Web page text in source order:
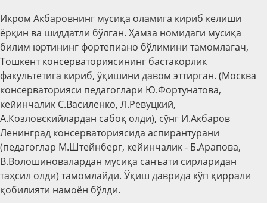
Икром Акбаровнинг мусиқа оламига кириб келиши
ёрқин ва шиддатли бўлган. Ҳамза номидаги мусиқа
билим юртининг фортепиано бўлимини тамомлагач,
Тошкент консерваториясининг бастакорлик
факультетига кириб, ўқишини давом эттирган. (Москва
консерваторияси педагоглари Ю.Фортунатова,
кейинчалик С.Василенко, Л.Ревуцкий,
А.Козловскийлардан сабоқ олди), сўнг И.Акбаров
Ленинград консерваториясида аспирантурани
(педагоглар М.Штейнберг, кейинчалик - Б.Арапова,
В.Волошиновалардан мусиқа санъати сирларидан
таҳсил олди) тамомлайди. Ўқиш даврида кўп қиррали
қобилияти намоён бўлди.